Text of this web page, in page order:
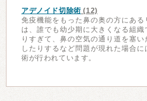
アデノイド切除術 (12)
免疫機能をもった鼻の奥の方にあ
は、誰でも幼少期に大きくなる組
りすぎて、鼻の空気の通り道を塞
したりするなど問題が現れた場合
術が行われています。